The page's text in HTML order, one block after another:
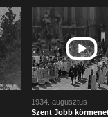
1934. augusztus
Szent Jobb